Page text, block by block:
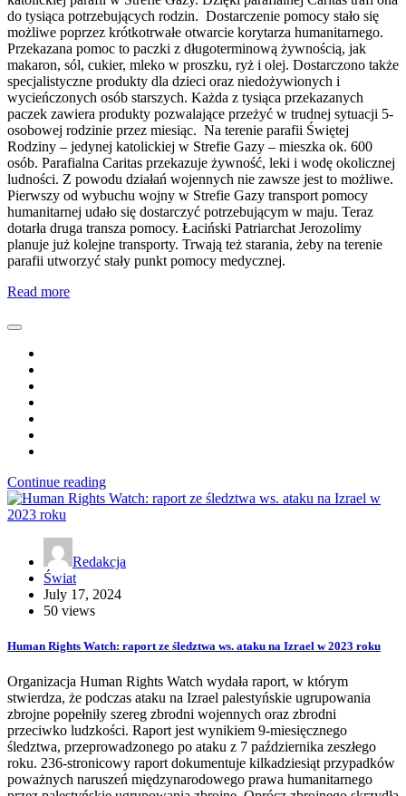
do tysiąca potrzebujących rodzin. Dostarczenie pomocy stało się
możliwe poprzez krótkotrwałe otwarcie korytarza humanitarnego.
Przekazana pomoc to paczki z długoterminową żywnością, jak
makaron, sól, cukier, mleko w proszku, ryż i olej. Dostarczono także
specjalistyczne produkty dla dzieci oraz niedożywionych i
wycieńczonych osób starszych. Każda z tysiąca przekazanych
paczek zawiera produkty pozwalające przeżyć w trudnej sytuacji 5-
osobowej rodzinie przez miesiąc. Na terenie parafii Świętej
Rodziny – jedynej katolickiej w Strefie Gazy – mieszka ok. 600
osób. Parafialna Caritas przekazuje żywność, leki i wodę okolicznej
ludności. Z powodu działań wojennych nie zawsze jest to możliwe.
Pierwszy od wybuchu wojny w Strefie Gazy transport pomocy
humanitarnej udało się dostarczyć potrzebującym w maju. Teraz
dotarła druga transza pomocy. Łaciński Patriarchat Jerozolimy
planuje już kolejne transporty. Trwają też starania, żeby na terenie
parafii utworzyć stały punkt pomocy medycznej.
Read more
Continue reading
Redakcja
Świat
July 17, 2024
50 views
Human Rights Watch: raport ze śledztwa ws. ataku na Izrael w 2023 roku
Organizacja Human Rights Watch wydała raport, w którym
stwierdza, że podczas ataku na Izrael palestyńskie ugrupowania
zbrojne popełniły szereg zbrodni wojennych oraz zbrodni
przeciwko ludzkości. Raport jest wynikiem 9-miesięcznego
śledztwa, przeprowadzonego po ataku z 7 października zeszłego
roku. 236-stronicowy raport dokumentuje kilkadziesiąt przypadków
poważnych naruszeń międzynarodowego prawa humanitarnego